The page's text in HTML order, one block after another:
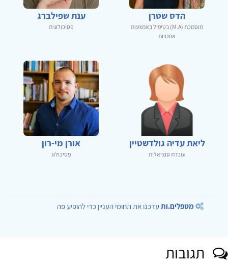
הדס שטרן
מוסמכת (M.A) בטיפול באמצעות
אמנויות
ענת שפילברג
פסיכולוגית
ליאת עדיה גולדשטיין
עובדת סוציאלית
אורן מי-רון
פסיכולוג
מטפלים.ותעדכנו את תחומי העניין כדי להופיע פה
תגובות